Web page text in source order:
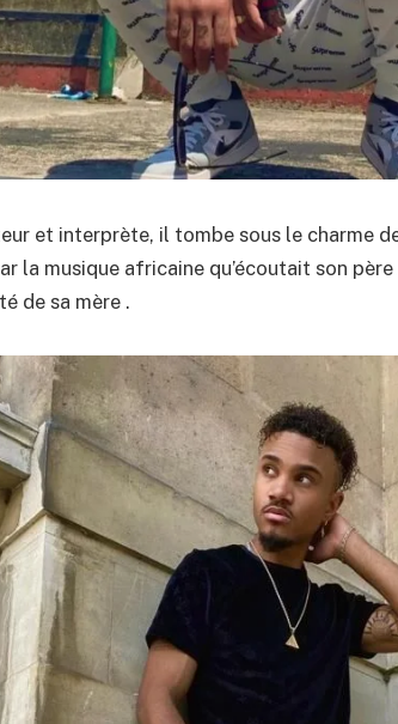
et interprète, il tombe sous le charme
la musique africaine qu’écoutait son
de sa mère .